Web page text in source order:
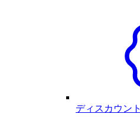
ディスカウント